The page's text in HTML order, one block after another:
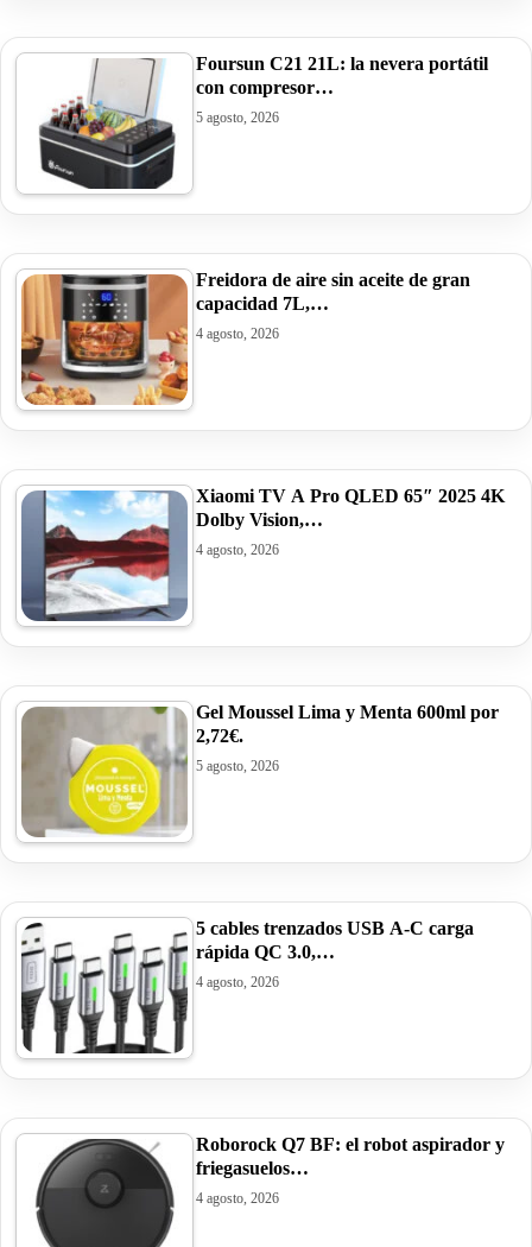
Foursun C21 21L: la nevera portátil
con compresor…
5 agosto, 2026
Freidora de aire sin aceite de gran
capacidad 7L,…
4 agosto, 2026
Xiaomi TV A Pro QLED 65″ 2025 4K
Dolby Vision,…
4 agosto, 2026
Gel Moussel Lima y Menta 600ml por
2,72€.
5 agosto, 2026
5 cables trenzados USB A-C carga
rápida QC 3.0,…
4 agosto, 2026
Roborock Q7 BF: el robot aspirador y
friegasuelos…
4 agosto, 2026